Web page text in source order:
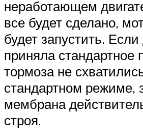
неработающем
все будет сделано,
будет запустить.
приняла стандартное
тормоза не
стандартном режиме,
мембрана
строя.